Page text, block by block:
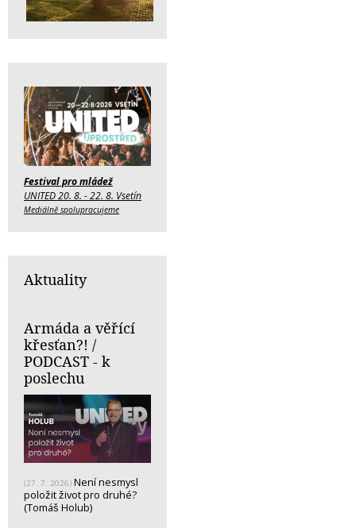
Festival pro mládež
UNITED 20. 8. - 22. 8. Vsetín
Mediálně spolupracujeme
Aktuality
Armáda a věřící
křesťan?! /
PODCAST - k
poslechu
(27. 7. 2026) Není nesmysl
položit život pro druhé?
(Tomáš Holub)